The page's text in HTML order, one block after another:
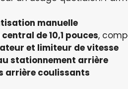
manuelle
de 10,1 pouces,
et limiteur de vitesse
stationnement arrière
arrière coulissants